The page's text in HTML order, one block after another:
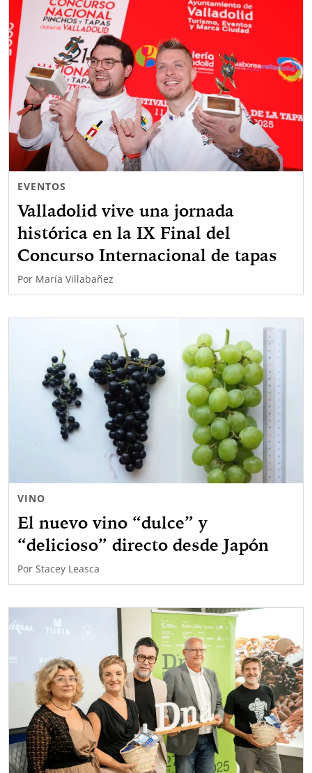
EVENTOS
Valladolid vive una jornada
histórica en la IX Final del
Concurso Internacional de tapas
Por María Villabañez
VINO
El nuevo vino “dulce” y
“delicioso” directo desde Japón
Por Stacey Leasca